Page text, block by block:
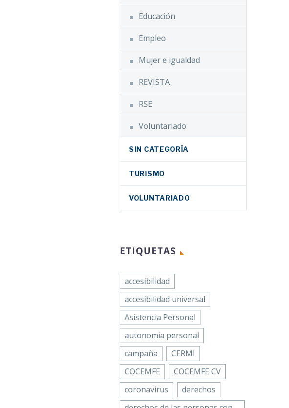
Educación
Empleo
Mujer e igualdad
REVISTA
RSE
Voluntariado
SIN CATEGORÍA
TURISMO
VOLUNTARIADO
ETIQUETAS
accesibilidad
accesibilidad universal
Asistencia Personal
autonomía personal
campaña
CERMI
COCEMFE
COCEMFE CV
coronavirus
derechos